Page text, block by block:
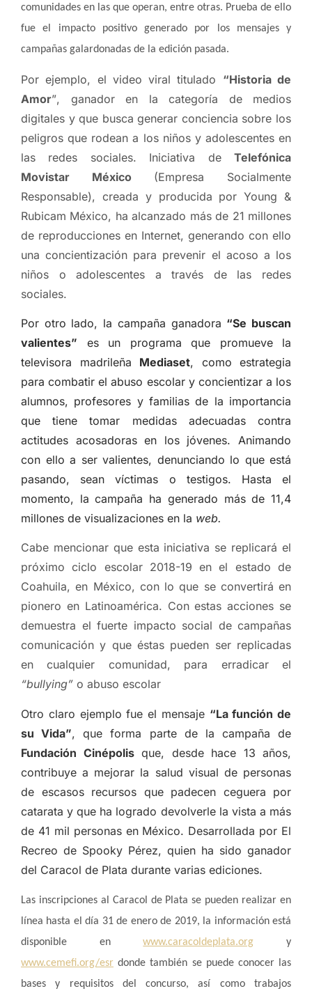
comunidades en las que operan, entre otras. Prueba de ello
fue el impacto positivo generado por los mensajes y
campañas galardonadas de la edición pasada.
Por ejemplo, el video viral titulado “Historia de
Amor”, ganador en la categoría de medios
digitales y que busca generar conciencia sobre los
peligros que rodean a los niños y adolescentes en
las redes sociales. Iniciativa de Telefónica
Movistar México(Empresa Socialmente
Responsable), creada y producida por Young &
Rubicam México, ha alcanzado más de 21 millones
de reproducciones en Internet, generando con ello
una concientización para prevenir el acoso a los
niños o adolescentes a través de las redes
sociales.
Por otro lado, la campaña ganadora “Se buscan
valientes” es un programa que promueve la
televisora madrileña Mediaset, como estrategia
para combatir el abuso escolar y concientizar a los
alumnos, profesores y familias de la importancia
que tiene tomar medidas adecuadas contra
actitudes acosadoras en los jóvenes. Animando
con ello a ser valientes, denunciando lo que está
pasando, sean víctimas o testigos. Hasta el
momento, la campaña ha generado más de 11,4
millones de visualizaciones en la web.
Cabe mencionar que esta iniciativa se replicará el
próximo ciclo escolar 2018-19 en el estado de
Coahuila, en México, con lo que se convertirá en
pionero en Latinoamérica. Con estas acciones se
demuestra el fuerte impacto social de campañas
comunicación y que éstas pueden ser replicadas
en cualquier comunidad, para erradicar el
“bullying” o abuso escolar
Otro claro ejemplo fue el mensaje “La función de
su Vida”, que forma parte de la campaña de
Fundación Cinépolisque, desde hace 13 años,
contribuye a mejorar la salud visual de personas
de escasos recursos que padecen ceguera por
catarata y que ha logrado devolverle la vista a más
de 41 mil personas en México. Desarrollada por El
Recreo de Spooky Pérez, quien ha sido ganador
del Caracol de Plata durante varias ediciones.
Las inscripciones al Caracol de Plata se pueden realizar en
línea hasta el día 31 de enero de 2019, la información está
disponible enwww.caracoldeplata.org y
www.cemefi.org/esr donde también se puede conocer las
bases y requisitos del concurso, así como trabajos